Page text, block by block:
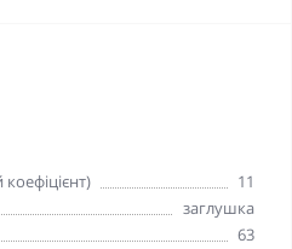
11
заглушка
63